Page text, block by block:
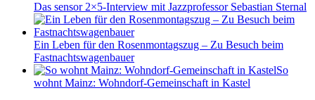
Das sensor 2×5-Interview mit Jazzprofessor Sebastian Sternal
Ein Leben für den Rosenmontagszug – Zu Besuch beim
Fastnachtswagenbauer
So
wohnt Mainz: Wohndorf-Gemeinschaft in Kastel